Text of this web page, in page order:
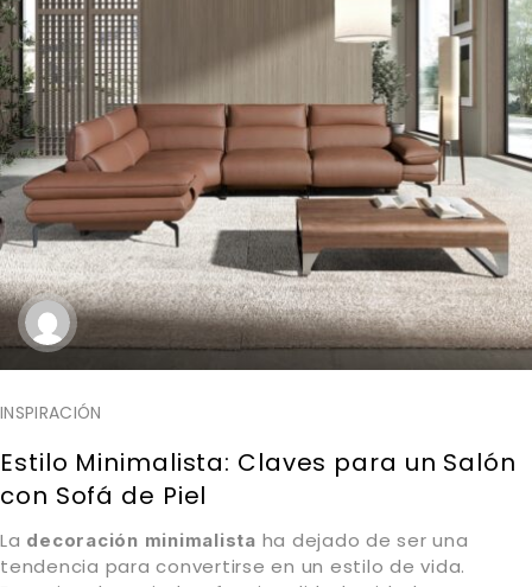
INSPIRACIÓN
Estilo Minimalista: Claves para un Salón
con Sofá de Piel
La decoración minimalista ha dejado de ser una
tendencia para convertirse en un estilo de vida.